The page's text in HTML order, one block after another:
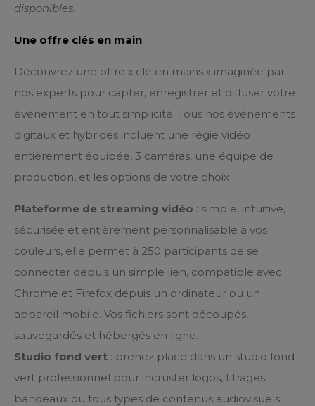
disponibles.
Une offre clés en main
Découvrez une offre « clé en mains » imaginée par
nos experts pour capter, enregistrer et diffuser votre
événement en tout simplicité. Tous nos événements
digitaux et hybrides incluent une régie vidéo
entièrement équipée, 3 caméras, une équipe de
production, et les options de votre choix :
Plateforme de streaming vidéo : simple, intuitive,
sécurisée et entièrement personnalisable à vos
couleurs, elle permet à 250 participants de se
connecter depuis un simple lien, compatible avec
Chrome et Firefox depuis un ordinateur ou un
appareil mobile. Vos fichiers sont découpés,
sauvegardés et hébergés en ligne.
Studio fond vert : prenez place dans un studio fond
vert professionnel pour incruster logos, titrages,
bandeaux ou tous types de contenus audiovisuels